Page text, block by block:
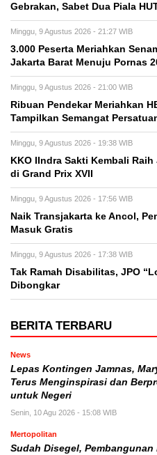
Gebrakan, Sabet Dua Piala
Minggu, 9 Agustus 2026 - 21:27 WIB
3.000 Peserta Meriahkan
Jakarta Barat Menuju Pornas
Minggu, 9 Agustus 2026 - 21:00 WIB
Ribuan Pendekar Meriahkan
Tampilkan Semangat
Minggu, 9 Agustus 2026 - 19:38 WIB
KKO IIndra Sakti Kembali
di Grand Prix XVII
Minggu, 9 Agustus 2026 - 17:56 WIB
Naik Transjakarta ke Ancol,
Masuk Gratis
Minggu, 9 Agustus 2026 - 17:38 WIB
Tak Ramah Disabilitas, JPO
Dibongkar
BERITA TERBARU
News
Lepas Kontingen Jamnas,
Terus Menginspirasi dan
untuk Negeri
Senin, 10 Agu 2026 - 15:08 WIB
Mertopolitan
Sudah Disegel, Pembangunan